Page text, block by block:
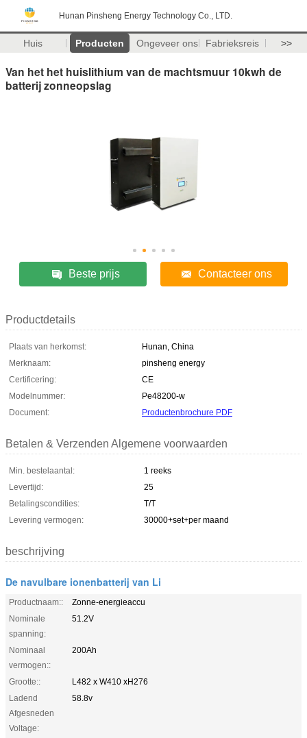
Hunan Pinsheng Energy Technology Co., LTD.
Huis Producten Ongeveer ons Fabrieksreis >>
Van het het huislithium van de machtsmuur 10kwh de
batterij zonneopslag
Beste prijs Contacteer ons
Productdetails
Plaats van herkomst:
Hunan, China
Merknaam:
pinsheng energy
Certificering:
CE
Modelnummer:
Pe48200-w
Document:
Productenbrochure PDF
Betalen & Verzenden Algemene voorwaarden
Min. bestelaantal:
1 reeks
Levertijd:
25
Betalingscondities:
T/T
Levering vermogen:
30000+set+per maand
beschrijving
De navulbare ionenbatterij van Li
Productnaam::
Zonne-energieaccu
Nominale
spanning:
51.2V
Nominaal
vermogen::
200Ah
Grootte::
L482 x W410 xH276
Ladend
Afgesneden
Voltage:
58.8v